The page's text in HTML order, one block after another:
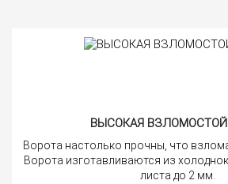
ВЫСОКАЯ
Ворота настолько прочны, что
Ворота изготавливаются из
листа до 2 мм.